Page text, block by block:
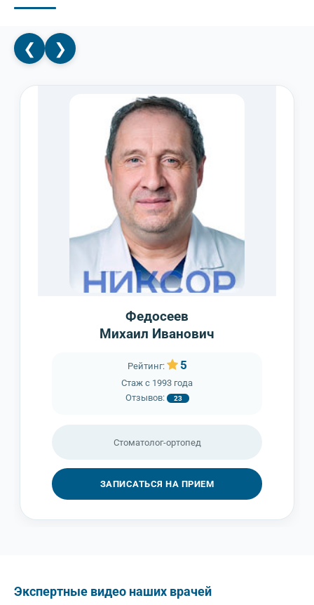
❮ ❯
Федосеев
Михаил Иванович
Рейтинг: 5
Стаж с 1993 года
Отзывов:
23
Стоматолог-ортопед
ЗАПИСАТЬСЯ НА ПРИЕМ
Экспертные видео наших врачей